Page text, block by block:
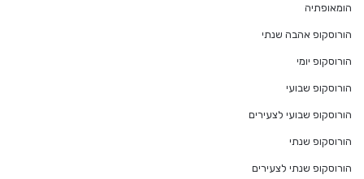
הומאופתיה
הורוסקופ אהבה שנתי
הורוסקופ יומי
הורוסקופ שבועי
הורוסקופ שבועי לצעירים
הורוסקופ שנתי
הורוסקופ שנתי לצעירים